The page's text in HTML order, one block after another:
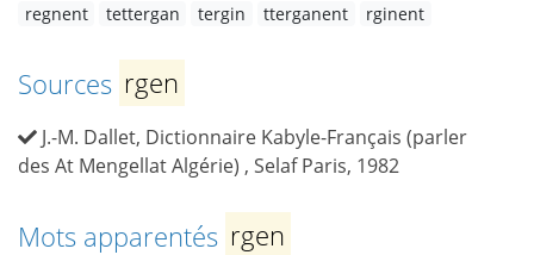
regnent
tettergan tergin tterganent rginent
Sources rgen
J.-M. Dallet, Dictionnaire Kabyle-Français (parler
des At Mengellat Algérie) , Selaf Paris, 1982
Mots apparentés rgen